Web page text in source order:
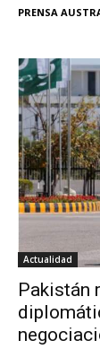
PRENSA
Actualidad
Pakistán